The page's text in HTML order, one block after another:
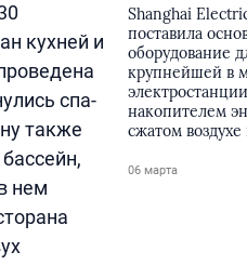
кухней и
спа-
также
нем
Shanghai
поставила
оборудование
крупнейшей в
накопителем
сжатом воздухе
06 марта